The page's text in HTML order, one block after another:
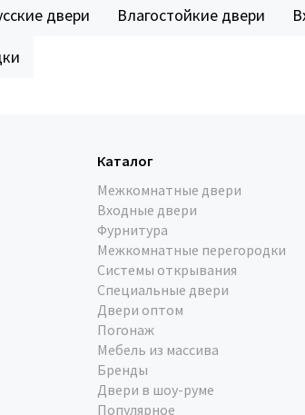
двери Влагостойкие двери
Каталог
Межкомнатные двери
Входные двери
Фурнитура
Межкомнатные перегородки
Системы открывания
Специальные двери
Двери оптом
Погонаж
Мебель из массива
Бренды
Двери в шоу-руме
Популярное